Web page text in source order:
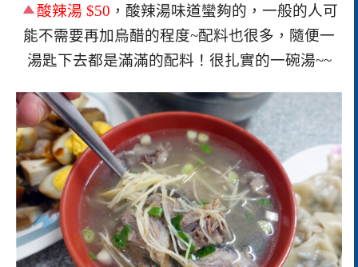
酸辣湯 $50 ，酸辣湯味道蠻夠的，一般的人可
能不需要再加烏醋的程度~配料也很多，隨便一
湯匙下去都是滿滿的配料！很扎實的一碗湯~~